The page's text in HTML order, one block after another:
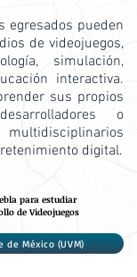
egresados pueden
de videojuegos,
simulación,
interactiva.
sus propios
o
multidisciplinarios
digital.
para estudiar
de Videojuegos
de México (UVM)